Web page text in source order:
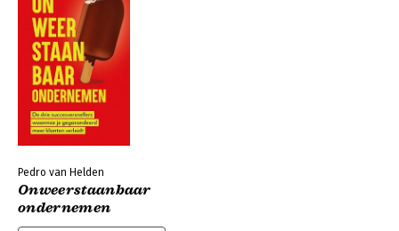
Pedro van Helden
Onweerstaanbaar
ondernemen